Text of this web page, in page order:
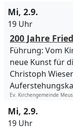
Mi, 2.9.
19 Uhr
200 Jahre
Führung: Vom
neue Kunst für
Christoph
Ev. Kirchengemeinde
Mi, 2.9.
19 Uhr